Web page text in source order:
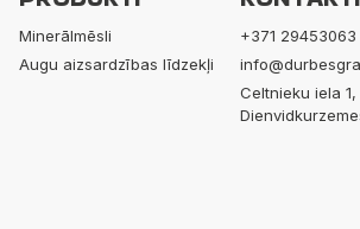
Minerālmēsli
Augu aizsardzības līdzekļi
+371 29453063
Celtnieku iela